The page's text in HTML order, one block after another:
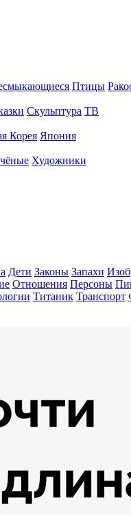
Птицы
Скульптура ТВ
Корея Япония
Художники
Дети Законы Запахи
Отношения Персоны
Титаник Транспорт